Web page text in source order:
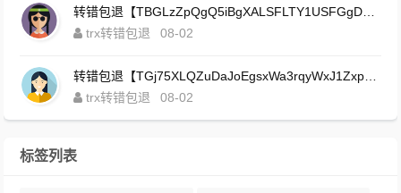
trx转错包退
08-02
trx转错包退
08-02
标签列表